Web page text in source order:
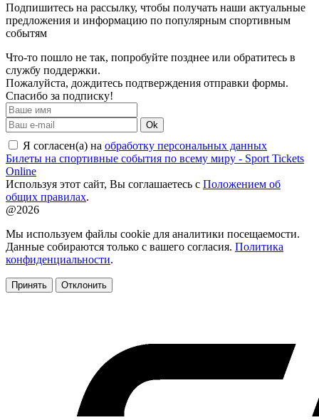
Подпишитесь на рассылку, чтобы получать наши актуальные
предложения и информацию по популярным спортивным
событям
Что-то пошло не так, попробуйте позднее или обратитесь в
службу поддержки.
Пожалуйста, дождитесь подтверждения отправки формы.
Спасибо за подписку!
Ok
Я согласен(а) на обработку персональных данных
Билеты на спортивные события по всему миру - Sport Tickets
Online
Используя этот сайт, Вы соглашаетесь с Положением об
общих правилах.
@2026
Мы используем файлы cookie для аналитики посещаемости.
Данные собираются только с вашего согласия. Политика
конфиденциальности.
Принять Отклонить